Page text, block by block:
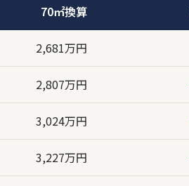
70㎡換算
2,681万円
2,807万円
3,024万円
3,227万円